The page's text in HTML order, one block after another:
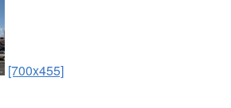
[700x455]